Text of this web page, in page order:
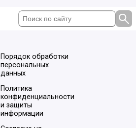
Порядок обработки
персональных
данных
Политика
конфиденциальности
и защиты
информации